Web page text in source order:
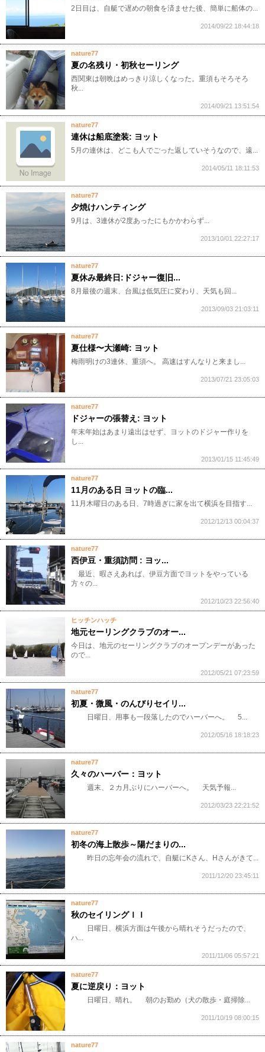
2日目は、自艇で遅めの朝食を済ませた後、簡単に船体の...
2014/09/22 18:44:18
nature77
夏の名残り・初秋セーリング
西関東は朝晩はめっきり涼しくなった。重須もそろそろ
秋...
2014/09/21 13:51:54
nature77
連休は船底塗装: ヨット
5月の連休は、どこも人でごった返していそうなので、遠...
2014/05/11 18:11:53
nature77
夕焼けハンティング
9月は、3連休が2度あったにもかかわらず...
2013/10/01 22:27:17
nature77
夏休み最終日:ドジャー復旧...
8月最後の週末、台風は低気圧に変わり、天気も回...
2013/09/03 21:03:11
nature77
夏仕様〜大瀬崎: ヨット
梅雨明けの3連休、重須へ。 高速はすんなりと来まし...
2013/07/21 23:05:03
nature77
ドジャーの張替え: ヨット
年末年始はあまり遠出はせず、ヨットのドジャー作りを
し...
2013/01/15 11:45:49
nature77
11月のある日 ヨットの臨...
11月木曜日のある日、7時過ぎに家を出て横浜を目指す...
2012/12/13 00:04:37
nature77
西伊豆・重須訪問 : ヨッ...
最近、暇さえあれば、伊豆方面でヨットをやっている
方々の...
2012/10/23 22:56:40
ヒッチンハッチ
地元セーリングクラブのオー...
今日は、地元のセーリングクラブのオープンデーがあった
ので...
2012/05/21 07:23:59
nature77
初夏・微風・のんびりセイリ...
日曜日、用事も一段落したのでハーバーへ。 5...
2012/05/16 18:18:23
nature77
久々のハーバー：ヨット
週末、２カ月ぶりにハーバーへ。 天気予報...
2012/03/23 22:21:52
nature77
初冬の海上散歩～陽だまりの...
昨日の忘年会の流れで、自艇にKさん、Hさんがきて...
2011/12/20 23:45:11
nature77
秋のセイリングＩＩ
日曜日、横浜方面は午後から晴れそうだったので、
ハ...
2011/11/06 05:57:21
nature77
夏に逆戻り：ヨット
日曜日、晴れ。 朝のお勤め（犬の散歩・庭掃除...
2011/10/19 08:00:15
nature77